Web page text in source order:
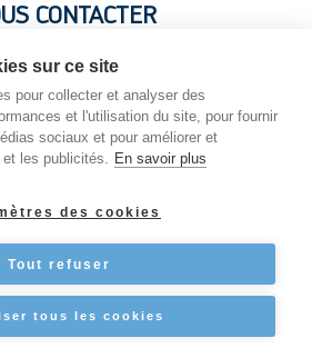
CONTACTER
? Vous souhaitez une information sur
pas : contactez-nous !
sur ce site
pour collecter et analyser des
et l'utilisation du site, pour fournir
sociaux et pour améliorer et
et les publicités. En savoir plus
des cookies
Tout refuser
tous les cookies